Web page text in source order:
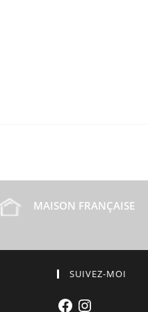
MAISON FRANÇAISE
SUIVEZ-MOI
FacebookInstagram